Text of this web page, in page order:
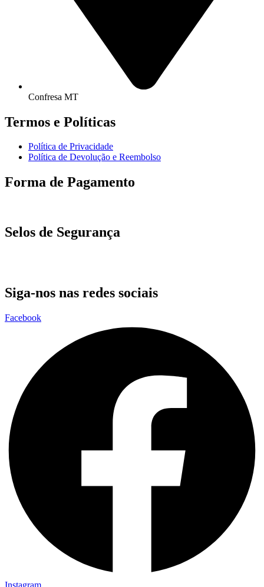
Confresa MT
Termos e Políticas
Política de Privacidade
Política de Devolução e Reembolso
Forma de Pagamento
Selos de Segurança
Siga-nos nas redes sociais
Facebook
Instagram